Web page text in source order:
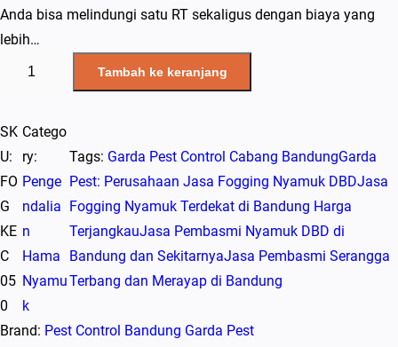
Anda bisa melindungi satu RT sekaligus dengan biaya yang
lebih…
n
t
i
t
a
s
J
a
s
Tambah ke keranjang
SK
U:
FO
G
KE
C
05
0
Catego
ry:
Penge
ndalia
n
Hama
Nyamu
k
Tags: Garda Pest Control Cabang BandungGarda
Pest: Perusahaan Jasa Fogging Nyamuk DBDJasa
Fogging Nyamuk Terdekat di Bandung Harga
TerjangkauJasa Pembasmi Nyamuk DBD di
Bandung dan SekitarnyaJasa Pembasmi Serangga
Terbang dan Merayap di Bandung
Brand: Pest Control Bandung Garda Pest